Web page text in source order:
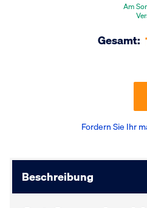
Am
Gesamt:
Fordern Sie Ihr
Beschreibung